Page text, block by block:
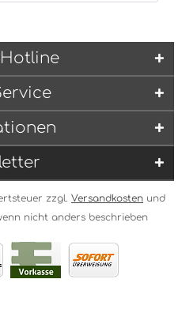
zzgl. Versandkosten und
nicht anders beschrieben